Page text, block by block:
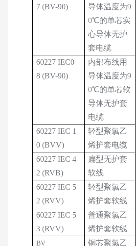
7 (BV-90)
导体温度为9
0℃的单芯实
心导体无护
套电缆
60227 IEC0
8 (BV-90)
内部布线用
导体温度为9
0℃的单芯软
导体无护套
电缆
60227 IEC 1
0 (BVV)
轻型聚氯乙
烯护套电缆
60227 IEC 4
2 (RVB)
扁型无护套
软线
60227 IEC 5
2 (RVV)
轻型聚氯乙
烯护套软线
60227 IEC 5
3 (RVV)
普通聚氯乙
烯护套软线
BV 铜芯聚氯乙